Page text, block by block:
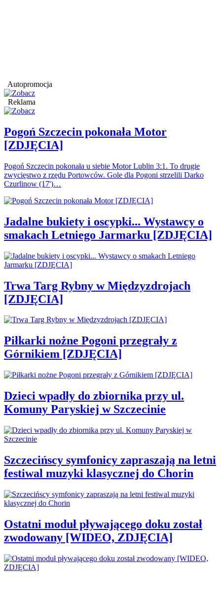
Autopromocja
Reklama
Pogoń Szczecin pokonała Motor
[ZDJĘCIA]
Pogoń Szczecin pokonała u siebie Motor Lublin 3:1. To drugie
zwycięstwo z rzędu Portowców. Gole dla Pogoni strzelili Darko
Czurlinow (17')…
Jadalne bukiety i oscypki... Wystawcy o
smakach Letniego Jarmarku [ZDJĘCIA]
Trwa Targ Rybny w Międzyzdrojach
[ZDJĘCIA]
Piłkarki nożne Pogoni przegrały z
Górnikiem [ZDJĘCIA]
Dzieci wpadły do zbiornika przy ul.
Komuny Paryskiej w Szczecinie
Szczecińscy symfonicy zapraszają na letni
festiwal muzyki klasycznej do Chorin
Ostatni moduł pływającego doku został
zwodowany [WIDEO, ZDJĘCIA]